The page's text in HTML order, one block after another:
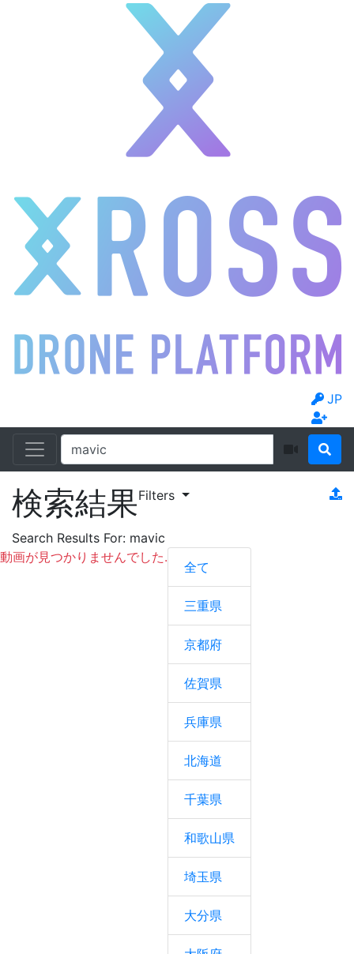
JP
検索結果Filters
Search Results For: mavic
動画が見つかりませんでした.
全て
三重県
京都府
佐賀県
兵庫県
北海道
千葉県
和歌山県
埼玉県
大分県